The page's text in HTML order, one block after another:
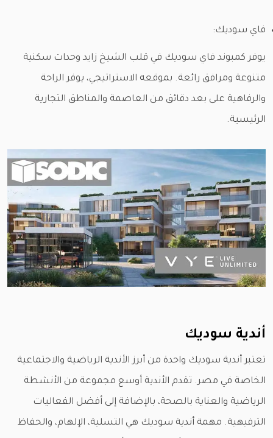
فاي سوديك:
يوفر كمبوند فاي سوديك في قلب الشيخ زايد وحدات سكنية
متنوعة ومرافق رائعة. بموقعه الاستراتيجي، يوفر الراحة
والرفاهية على بعد دقائق من العاصمة والمناطق التجارية
الرئيسية.
أندية سوديك
تعتبر أندية سوديك واحدة من أبرز الأندية الرياضية والاجتماعية
الخاصة في مصر. تقدم الأندية أوسع مجموعة من الأنشطة
الرياضية والعناية بالصحة، بالإضافة إلى أفضل الفعاليات
الترفيهية. مهمة أندية سوديك هي التسلية، الإلهام، والحفاظ